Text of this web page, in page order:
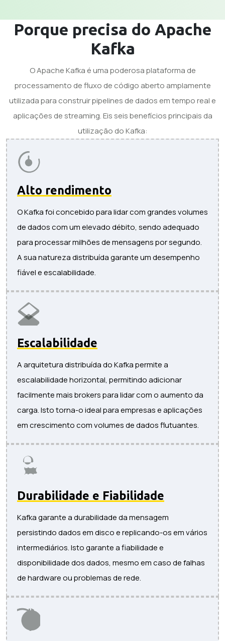
Porque precisa do Apache
Kafka
O Apache Kafka é uma poderosa plataforma de
processamento de fluxo de código aberto amplamente
utilizada para construir pipelines de dados em tempo real e
aplicações de streaming. Eis seis benefícios principais da
utilização do Kafka:
Alto rendimento
O Kafka foi concebido para lidar com grandes volumes
de dados com um elevado débito, sendo adequado
para processar milhões de mensagens por segundo.
A sua natureza distribuída garante um desempenho
fiável e escalabilidade.
Escalabilidade
A arquitetura distribuída do Kafka permite a
escalabilidade horizontal, permitindo adicionar
facilmente mais brokers para lidar com o aumento da
carga. Isto torna-o ideal para empresas e aplicações
em crescimento com volumes de dados flutuantes.
Durabilidade e Fiabilidade
Kafka garante a durabilidade da mensagem
persistindo dados em disco e replicando-os em vários
intermediários. Isto garante a fiabilidade e
disponibilidade dos dados, mesmo em caso de falhas
de hardware ou problemas de rede.